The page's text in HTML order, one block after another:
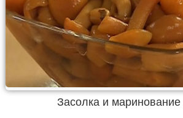
Засолка и маринование